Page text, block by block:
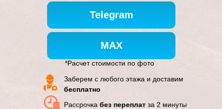
Telegram
MAX
Рассрочка без переплат за 2 минуты
Заберем с любого этажа и доставим
бесплатно
*Расчет стоимости по фото